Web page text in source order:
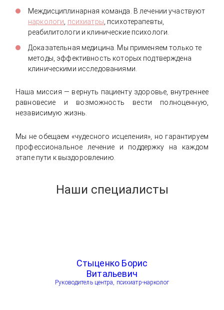
Междисциплинарная команда. В лечении участвуют
наркологи психиатры , психотерапевты,
реабилитологи и клинические психологи.
Доказательная медицина. Мы применяем только те
методы, эффективность которых подтверждена
клиническими исследованиями.
Наша миссия — вернуть пациенту здоровье, внутреннее
равновесие и возможность вести полноценную,
независимую жизнь.
Мы не обещаем «чудесного исцеления», но гарантируем
профессиональное лечение и поддержку на каждом
этапе пути к выздоровлению.
Наши специалисты
Стыценко Борис
Витальевич
Руководитель центра, психиатр-нарколог